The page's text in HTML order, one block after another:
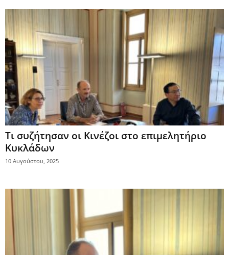
Τι συζήτησαν οι Κινέζοι στο επιμελητήριο
Κυκλάδων
10 Αυγούστου, 2025